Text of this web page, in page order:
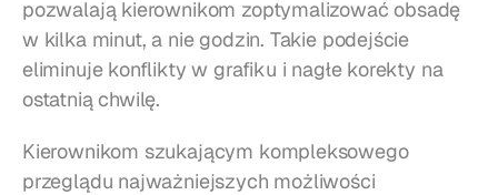
pozwalają kierownikom zoptymalizować obsadę
w kilka minut, a nie godzin. Takie podejście
eliminuje konflikty w grafiku i nagłe korekty na
ostatnią chwilę.
Kierownikom szukającym kompleksowego
przeglądu najważniejszych możliwości